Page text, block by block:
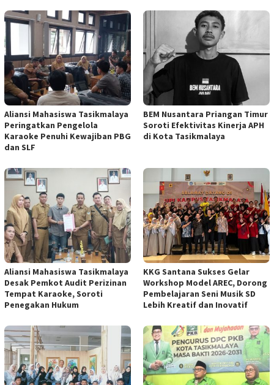
Aliansi Mahasiswa Tasikmalaya
Peringatkan Pengelola
Karaoke Penuhi Kewajiban PBG
dan SLF
BEM Nusantara Priangan Timur
Soroti Efektivitas Kinerja APH
di Kota Tasikmalaya
Aliansi Mahasiswa Tasikmalaya
Desak Pemkot Audit Perizinan
Tempat Karaoke, Soroti
Penegakan Hukum
KKG Santana Sukses Gelar
Workshop Model AREC, Dorong
Pembelajaran Seni Musik SD
Lebih Kreatif dan Inovatif